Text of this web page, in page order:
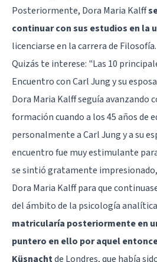
Posteriormente, Dora Maria Kalff
continuar con sus estudios en la
licenciarse en la carrera de Filosofía.
Quizás te interese: "Las 10
Encuentro con Carl Jung y su esposa
Dora Maria Kalff seguía avanzando
formación cuando a los 45 años de
personalmente aCarl Jungy a su
encuentro fue muy estimulante
se sintió gratamente
Dora Maria Kalff para que
del ámbito de la psicología
matricularía posteriormente en
puntero en ello por aquel
Küsnachtde Londres, que había